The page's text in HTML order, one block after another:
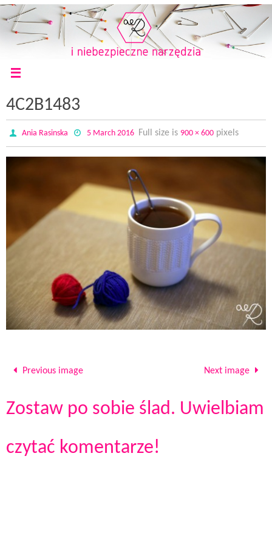
4C2B1483
Ania Rasinska 5 March 2016 Full size is 900 × 600pixels
Previous image Next image
Zostaw po sobie ślad. Uwielbiam
czytać komentarze!